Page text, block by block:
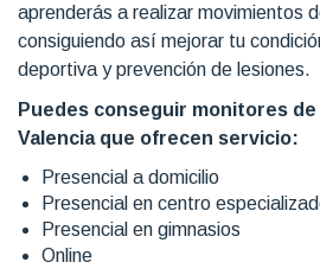
aprenderás a realizar movimientos
consiguiendo así mejorar tu
deportiva y prevención de lesiones.
Puedes conseguir monitores
Valencia que ofrecen servicio:
Presencial a domicilio
Presencial en centro
Presencial en gimnasios
Online